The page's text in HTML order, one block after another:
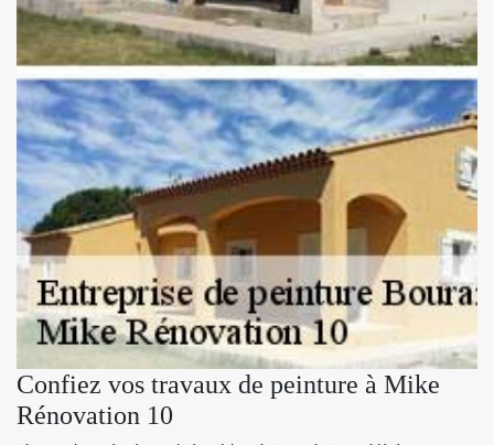
Confiez vos travaux de peinture à Mike
Rénovation 10